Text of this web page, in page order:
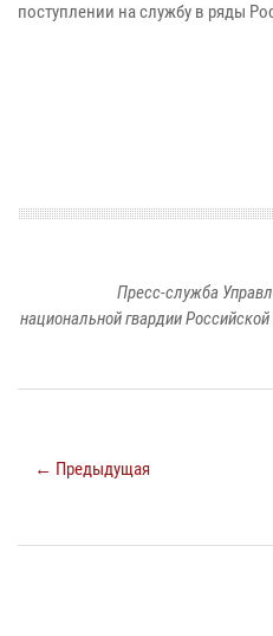
поступлении на службу в ряды
Пресс-служба
национальной гвардии
← Предыдущая